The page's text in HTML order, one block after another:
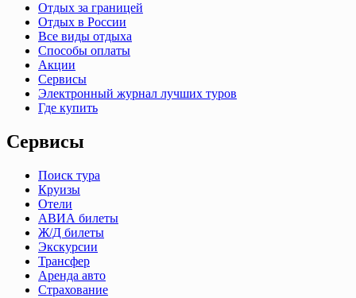
Отдых за границей
Отдых в России
Все виды отдыха
Способы оплаты
Акции
Сервисы
Электронный журнал лучших туров
Где купить
Сервисы
Поиск тура
Круизы
Отели
АВИА билеты
Ж/Д билеты
Экскурсии
Трансфер
Аренда авто
Страхование